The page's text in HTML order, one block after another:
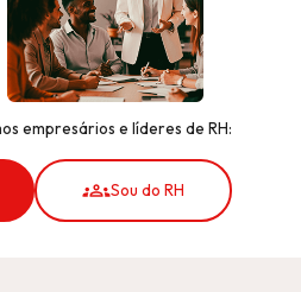
empresários e líderes de RH:
Sou do RH